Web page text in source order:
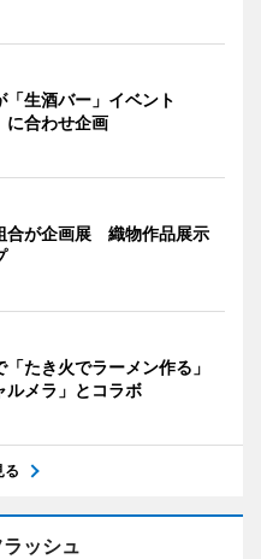
「生酒バー」イベント
に合わせ企画
合が企画展 織物作品展示
たき火でラーメン作る」
メラ」とコラボ
る
ッシュ